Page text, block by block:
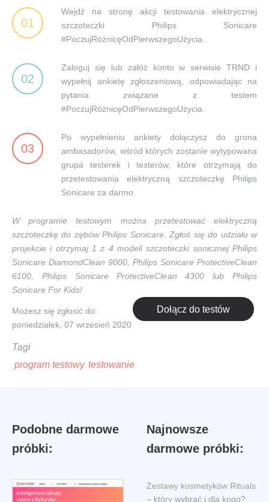
01
Wejdź na stronę akcji testowania elektrycznej
szczoteczki Philips Sonicare
#PoczujRóżnicęOdPierwszegoUżycia.
02
Zaloguj się lub załóż konto w serwisie TRND i
wypełnij ankietę zgłoszeniową, odpowiadając na
pytania związane z testem
#PoczujRóżnicęOdPierwszegoUżycia.
03
Po wypełnieniu ankiety dołączysz do grona
ambasadorów, wśród których zostanie wytypowana
grupa testerek i testerów, które otrzymają do
przetestowania elektryczną szczoteczkę Philips
Sonicare za darmo.
W programie testowym można przetestować elektryczną
szczoteczkę do zębów Philips Sonicare. Zgłoś się do udziału w
projekcie i otrzymaj 1 z 4 modeli szczoteczki sonicznej Philips
Sonicare DiamondClean 9000, Philips Sonicare ProtectiveClean
6100, Philips Sonicare ProtectiveClean 4300 lub Philips
Sonicare For Kids!
Dołącz do testów
Możesz się zgłosić do:
poniedziałek, 07 wrzesień 2020
Tagi
program testowy testowanie
Podobne darmowe
próbki:
Najnowsze
darmowe próbki:
Zestawy kosmetyków Rituals
– który wybrać i dla kogo?